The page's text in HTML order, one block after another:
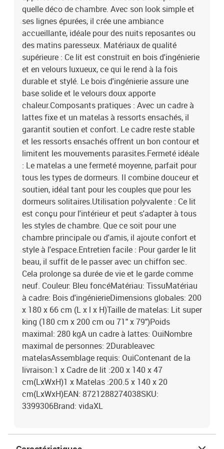
quelle déco de chambre. Avec son look simple et
ses lignes épurées, il crée une ambiance
accueillante, idéale pour des nuits reposantes ou
des matins paresseux. Matériaux de qualité
supérieure : Ce lit est construit en bois d'ingénierie
et en velours luxueux, ce qui le rend à la fois
durable et stylé. Le bois d'ingénierie assure une
base solide et le velours doux apporte
chaleur.Composants pratiques : Avec un cadre à
lattes fixe et un matelas à ressorts ensachés, il
garantit soutien et confort. Le cadre reste stable
et les ressorts ensachés offrent un bon contour et
limitent les mouvements parasites.Fermeté idéale
: Le matelas a une fermeté moyenne, parfait pour
tous les types de dormeurs. Il combine douceur et
soutien, idéal tant pour les couples que pour les
dormeurs solitaires.Utilisation polyvalente : Ce lit
est conçu pour l'intérieur et peut s'adapter à tous
les styles de chambre. Que ce soit pour une
chambre principale ou d'amis, il ajoute confort et
style à l'espace.Entretien facile : Pour garder le lit
beau, il suffit de le passer avec un chiffon sec.
Cela prolonge sa durée de vie et le garde comme
neuf. Couleur: Bleu foncéMatériau: TissuMatériau
à cadre: Bois d'ingénierieDimensions globales: 200
x 180 x 66 cm (L x l x H)Taille de matelas: Lit super
king (180 cm x 200 cm ou 71" x 79")Poids
maximal: 280 kgA un cadre à lattes: OuiNombre
maximal de personnes: 2Durableavec
matelasAssemblage requis: OuiContenant de la
livraison:1 x Cadre de lit :200 x 140 x 47
cm(LxWxH)1 x Matelas :200.5 x 140 x 20
cm(LxWxH)EAN: 8721288274038SKU:
3399306Brand: vidaXL